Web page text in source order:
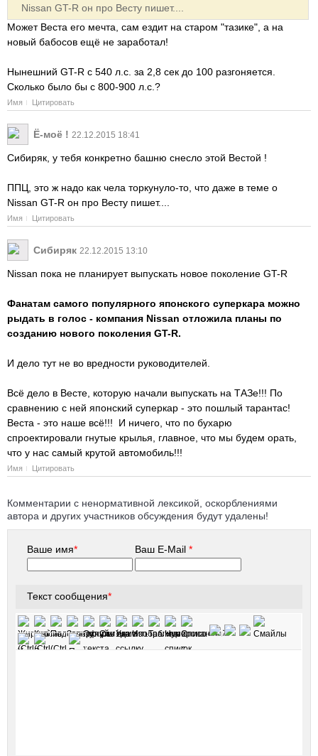
Nissan GT-R он про Весту пишет....
Может Веста его мечта, сам ездит на старом "тазике", а на
новый бабосов ещё не заработал!
Нынешний GT-R с 540 л.с. за 2,8 сек до 100 разгоняется.
Сколько было бы с 800-900 л.с.?
Имя Цитировать
Ё-моё ! 22.12.2015 18:41
Сибиряк, у тебя конкретно башню снесло этой Вестой !
ППЦ, это ж надо как чела торкунуло-то, что даже в теме о
Nissan GT-R он про Весту пишет....
Имя Цитировать
Сибиряк 22.12.2015 13:10
Nissan пока не планирует выпускать новое поколение GT-R
Фанатам самого популярного японского суперкара можно
рыдать в голос - компания Nissan отложила планы по
созданию нового поколения GT-R.
И дело тут не во вредности руководителей.
Всё дело в Весте, которую начали выпускать на ТАЗе!!! По
сравнению с ней японский суперкар - это пошлый тарантас!
Веста - это наше всё!!! И ничего, что по бухарю
спроектировали гнутые крылья, главное, что мы будем орать,
что у нас самый крутой автомобиль!!!
Имя Цитировать
Комментарии с ненормативной лексикой, оскорблениями
автора и других участников обсуждения будут удалены!
Ваше имя* Ваш E-Mail*
Текст сообщения*